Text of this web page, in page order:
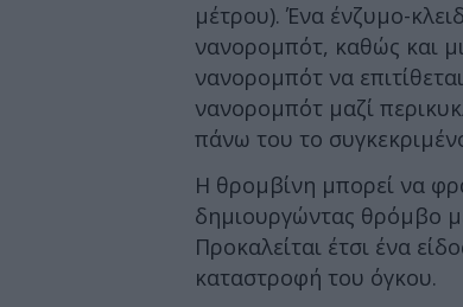
μέτρου). Ένα ένζυμο-
νανορομπότ, καθώς και
νανορομπότ να
νανορομπότ μαζί
πάνω του το
Η θρομβίνη μπορεί να
δημιουργώντας θρόμβο
Προκαλείται έτσι ένα
καταστροφή του όγκου.